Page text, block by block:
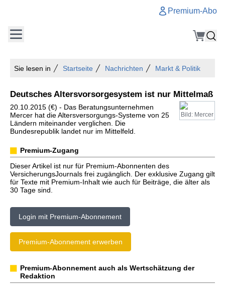
Premium-Abo
Sie lesen in Startseite Nachrichten Markt & Politik
Deutsches Altersvorsorgesystem ist nur Mittelmaß
Bild: Mercer
20.10.2015 (€) - Das Beratungsunternehmen
Mercer hat die Altersversorgungs-Systeme von 25
Ländern miteinander verglichen. Die
Bundesrepublik landet nur im Mittelfeld.
Premium-Zugang
Dieser Artikel ist nur für Premium-Abonnenten des
VersicherungsJournals frei zugänglich. Der exklusive Zugang gilt
für Texte mit Premium-Inhalt wie auch für Beiträge, die älter als
30 Tage sind.
Login mit Premium-Abonnement
Premium-Abonnement erwerben
Premium-Abonnement auch als Wertschätzung der
Redaktion